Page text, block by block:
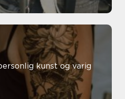
kunst og varig